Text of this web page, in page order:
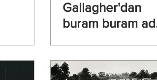
Gallagher'dan
buram buram